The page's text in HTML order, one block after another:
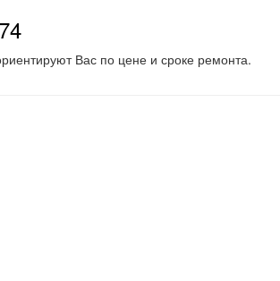
Вас по цене и сроке ремонта.